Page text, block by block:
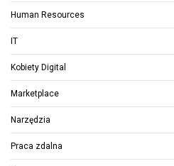
Human Resources
IT
Kobiety Digital
Marketplace
Narzędzia
Praca zdalna